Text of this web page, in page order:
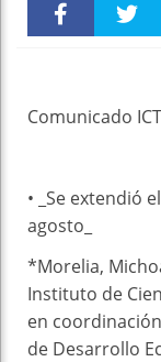
Comunicado
• _Se extendió
agosto_
*Morelia,
Instituto de
en
de Desarrollo